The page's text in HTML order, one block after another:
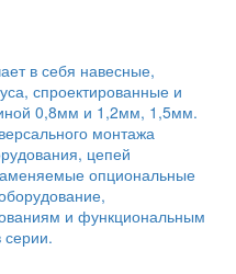
в себя навесные,
спроектированные и
0,8мм и 1,2мм, 1,5мм.
монтажа
цепей
опциональные
и функциональным
серии.